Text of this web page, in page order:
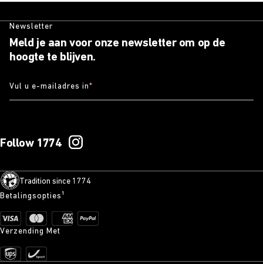
Newsletter
Meld je aan voor onze newsletter om op de
hoogte te blijven.
Vul u e-mailadres in*
Follow 1774
Tradition since 1774
Betalingsopties¹
Verzending Met